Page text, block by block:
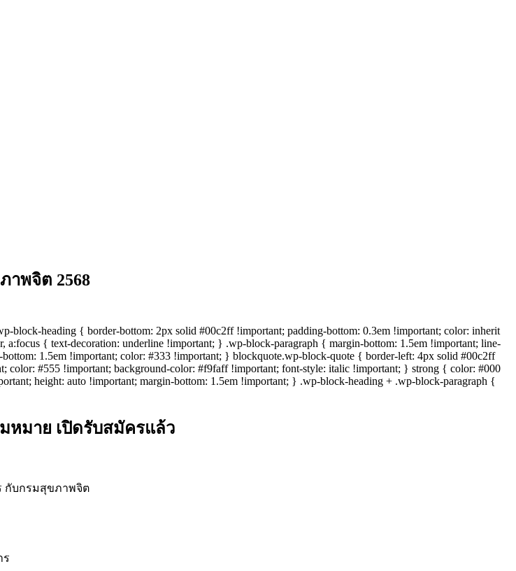
าพจิต 2568
heading { border-bottom: 2px solid #00c2ff !important; padding-bottom: 0.3em !important; color: inherit
{ text-decoration: underline !important; } .wp-block-paragraph { margin-bottom: 1.5em !important; line-
1.5em !important; color: #333 !important; } blockquote.wp-block-quote { border-left: 4px solid #00c2ff
color: #555 !important; background-color: #f9faff !important; font-style: italic !important; } strong { color: #000
height: auto !important; margin-bottom: 1.5em !important; } .wp-block-heading + .wp-block-paragraph {
หมาย เปิดรับสมัครแล้ว
กับกรมสุขภาพจิต
ร